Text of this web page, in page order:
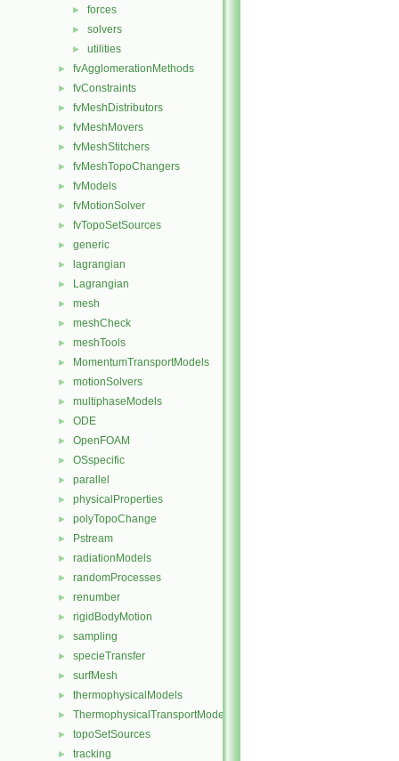
► forces
► solvers
► utilities
► fvAgglomerationMethods
► fvConstraints
► fvMeshDistributors
► fvMeshMovers
► fvMeshStitchers
► fvMeshTopoChangers
► fvModels
► fvMotionSolver
► fvTopoSetSources
► generic
► lagrangian
► Lagrangian
► mesh
► meshCheck
► meshTools
► MomentumTransportModels
► motionSolvers
► multiphaseModels
► ODE
► OpenFOAM
► OSspecific
► parallel
► physicalProperties
► polyTopoChange
► Pstream
► radiationModels
► randomProcesses
► renumber
► rigidBodyMotion
► sampling
► specieTransfer
► surfMesh
► thermophysicalModels
► ThermophysicalTransportModels
► topoSetSources
► tracking